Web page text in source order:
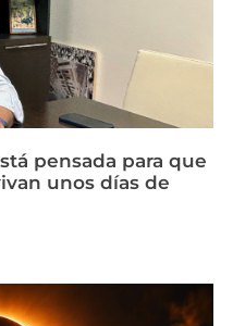
pensada para que
unos días de